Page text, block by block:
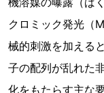
クロミック発光（
械的刺激を加える
子の配列が乱れた
化をもたらす主な